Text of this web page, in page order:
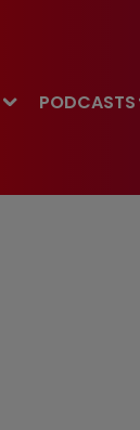
PODCASTS